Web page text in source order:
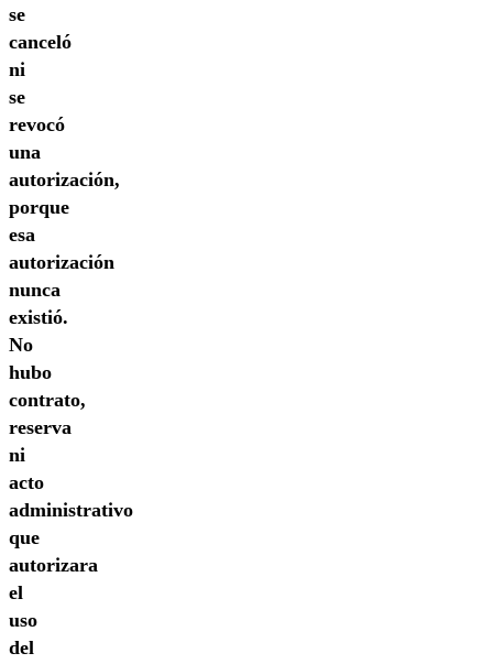
se
canceló
ni
se
revocó
una
autorización,
porque
esa
autorización
nunca
existió.
No
hubo
contrato,
reserva
ni
acto
administrativo
que
autorizara
el
uso
del